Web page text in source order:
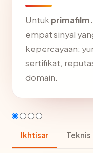
Untuk
empat sinyal
kepercayaan:
sertifikat,
domain.
Ikhtisar Teknis